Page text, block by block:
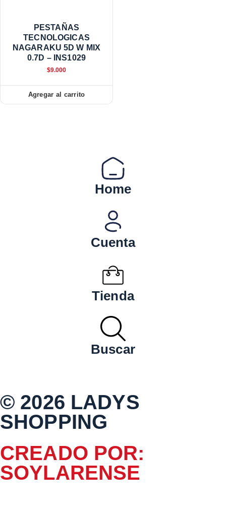
PESTAÑAS
TECNOLOGICAS
NAGARAKU 5D W MIX
0.7D – INS1029
$9.000
Agregar al carrito
Home
Cuenta
Tienda
Buscar
© 2026 LADYS
SHOPPING
CREADO POR:
SOYLARENSE